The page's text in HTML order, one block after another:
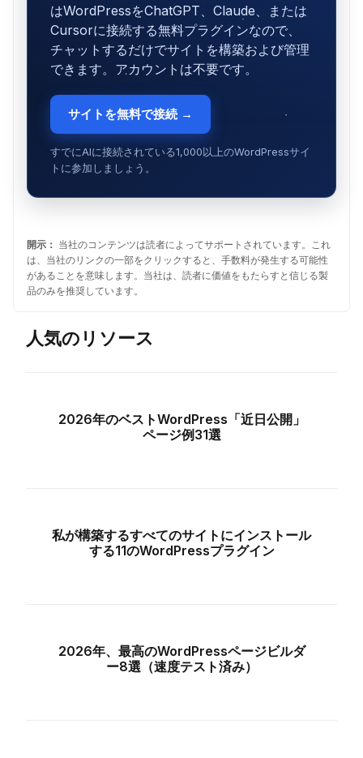
はWordPressをChatGPT、Claude、または
Cursorに接続する無料プラグインなので、
チャットするだけでサイトを構築および管理
できます。アカウントは不要です。
サイトを無料で接続 →
すでにAIに接続されている1,000以上のWordPressサイ
トに参加しましょう。
開示： 当社のコンテンツは読者によってサポートされています。これ
は、当社のリンクの一部をクリックすると、手数料が発生する可能性
があることを意味します。当社は、読者に価値をもたらすと信じる製
品のみを推奨しています。
人気のリソース
2026年のベストWordPress「近日公開」
ページ例31選
私が構築するすべてのサイトにインストール
する11のWordPressプラグイン
2026年、最高のWordPressページビルダ
ー8選（速度テスト済み）